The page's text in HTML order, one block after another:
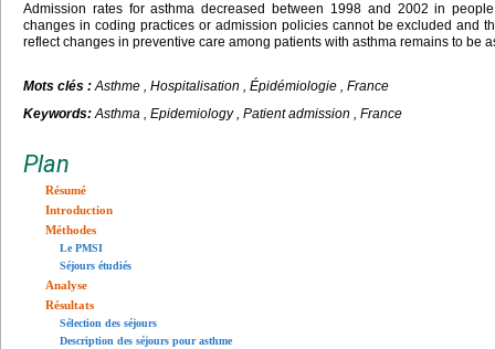
Admission rates for asthma decreased between 1998 and 2002 in
changes in coding practices or admission policies cannot be excluded and
reflect changes in preventive care among patients with asthma remains to be
Mots clés :Asthme , Hospitalisation , Épidémiologie , France
Keywords:Asthma , Epidemiology , Patient admission , France
Plan
Résumé
Introduction
Méthodes
Le PMSI
Séjours étudiés
Analyse
Résultats
Sélection des séjours
Description des séjours pour asthme